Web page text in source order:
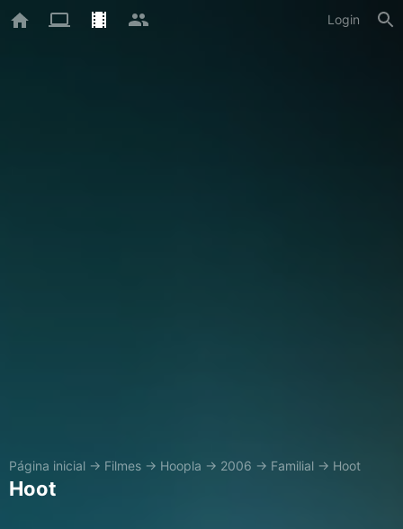
Login
Página inicial → Filmes → Hoopla → 2006 → Familial → Hoot
Hoot